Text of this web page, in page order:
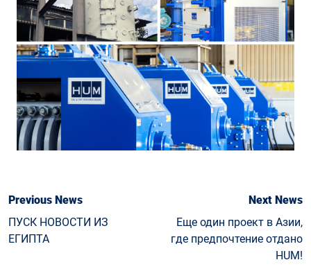
Previous News
ПУСК НОВОСТИ ИЗ
ЕГИПТА
Next News
Еще один проект в Азии,
где предпочтение отдано
HUM!